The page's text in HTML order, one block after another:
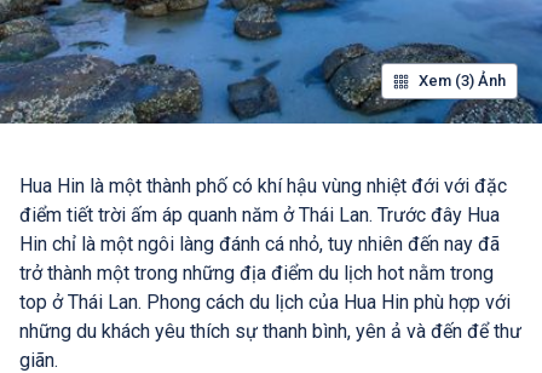
Xem (3) Ảnh
Hua Hin là một thành phố có khí hậu vùng nhiệt đới với đặc
điểm tiết trời ấm áp quanh năm ở Thái Lan. Trước đây Hua
Hin chỉ là một ngôi làng đánh cá nhỏ, tuy nhiên đến nay đã
trở thành một trong những địa điểm du lịch hot nằm trong
top ở Thái Lan. Phong cách du lịch của Hua Hin phù hợp với
những du khách yêu thích sự thanh bình, yên ả và đến để thư
giãn.